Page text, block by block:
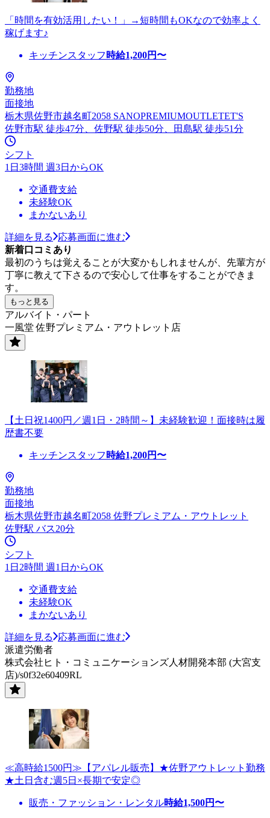
「時間を有効活用したい！」→短時間もOKなので効率よく
稼げます♪
キッチンスタッフ 時給1,200円〜
勤務地
面接地
栃木県佐野市越名町2058 SANOPREMIUMOUTLETET'S
佐野市駅 徒歩47分、佐野駅 徒歩50分、田島駅 徒歩51分
シフト
1日3時間 週3日からOK
交通費支給
未経験OK
まかないあり
詳細を見る
応募画面に進む
新着口コミあり
最初のうちは覚えることが大変かもしれませんが、先輩方が
丁寧に教えて下さるので安心して仕事をすることができま
す。
もっと見る
アルバイト・パート
一風堂 佐野プレミアム・アウトレット店
【土日祝1400円／週1日・2時間～】未経験歓迎！面接時は履
歴書不要
キッチンスタッフ 時給1,200円〜
勤務地
面接地
栃木県佐野市越名町2058 佐野プレミアム・アウトレット
佐野駅 バス20分
シフト
1日2時間 週1日からOK
交通費支給
未経験OK
まかないあり
詳細を見る
応募画面に進む
派遣労働者
株式会社ヒト・コミュニケーションズ人材開発本部 (大宮支
店)/s0f32e60409RL
≪高時給1500円≫【アパレル販売】★佐野アウトレット勤務
★土日含む週5日×長期で安定◎
販売・ファッション・レンタル時給1,500円〜